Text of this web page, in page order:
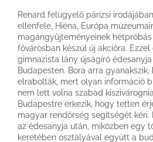
Renard felügyelő párizsi
ellenfele, Hiéna, Európa
magángyűjteményeinek
fővárosban készül új akcióra.
gimnazista lány újságíró
Budapesten. Bora arra
elrabolták, mert olyan információ
nem lett volna szabad
Budapestre érkezik, hogy tetten
magyar rendőrség segítségét kéri.
az édesanyja után, miközben egy
keretében osztályával együtt a